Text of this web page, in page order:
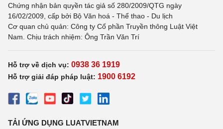
Chứng nhận bản quyền tác giả số 280/2009/QTG ngày
16/02/2009, cấp bởi Bộ Văn hoá - Thể thao - Du lịch
Cơ quan chủ quản: Công ty Cổ phần Truyền thông Luật Việt
Nam. Chịu trách nhiệm: Ông Trần Văn Trí
Hỗ trợ về dịch vụ: 0938 36 1919
Hỗ trợ giải đáp pháp luật: 1900 6192
TẢI ỨNG DỤNG LUATVIETNAM